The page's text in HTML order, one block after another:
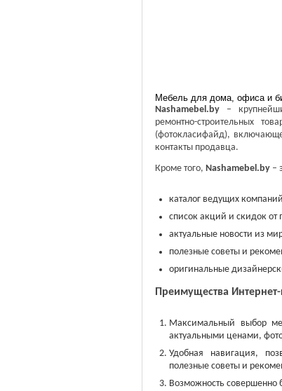
Мебель для дома, офиса и
Nashamebel.by –
ремонтно-строительных
(фотокласифайд),
контакты продавца.
Кроме того, Nashamebel.by –
каталог ведущих
список акций и скидок
актуальные новости из
полезные советы и
оригинальные
Преимущества Интернет-
Максимальный выбор
актуальными ценами,
Удобная навигация,
полезные советы и
Возможность совершенно